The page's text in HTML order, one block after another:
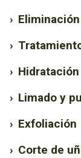
›
›
›
› Limado y
› Exfoliación
› Corte de